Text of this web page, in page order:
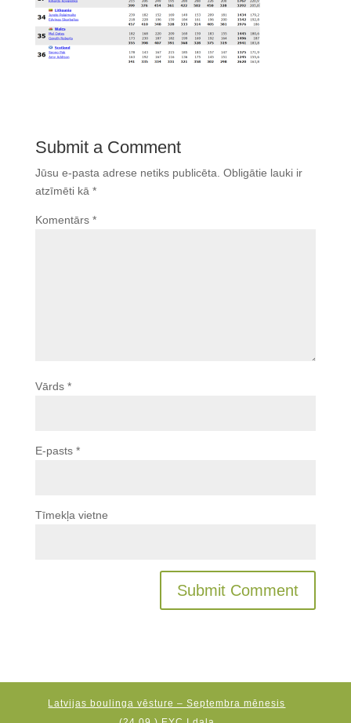
Submit a Comment
Jūsu e-pasta adrese netiks publicēta. Obligātie lauki ir
atzīmēti kā *
Komentārs *
Vārds *
E-pasts *
Tīmekļa vietne
Latvijas boulinga vēsture – Septembra mēnesis